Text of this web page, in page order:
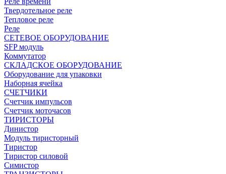
Твердотельное реле
Тепловое реле
Реле
СЕТЕВОЕ ОБОРУДОВАНИЕ
SFP модуль
Коммутатор
СКЛАДСКОЕ ОБОРУДОВАНИЕ
Оборудование для упаковки
Наборная ячейка
СЧЕТЧИКИ
Счетчик импульсов
Счетчик моточасов
ТИРИСТОРЫ
Динистор
Модуль тиристорный
Тиристор
Тиристор силовой
Симистор